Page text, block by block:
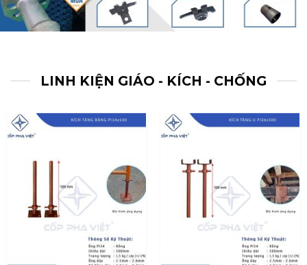
LINH KIỆN GIÁO - KÍCH - CHỐNG